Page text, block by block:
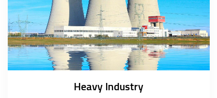
Heavy Industry